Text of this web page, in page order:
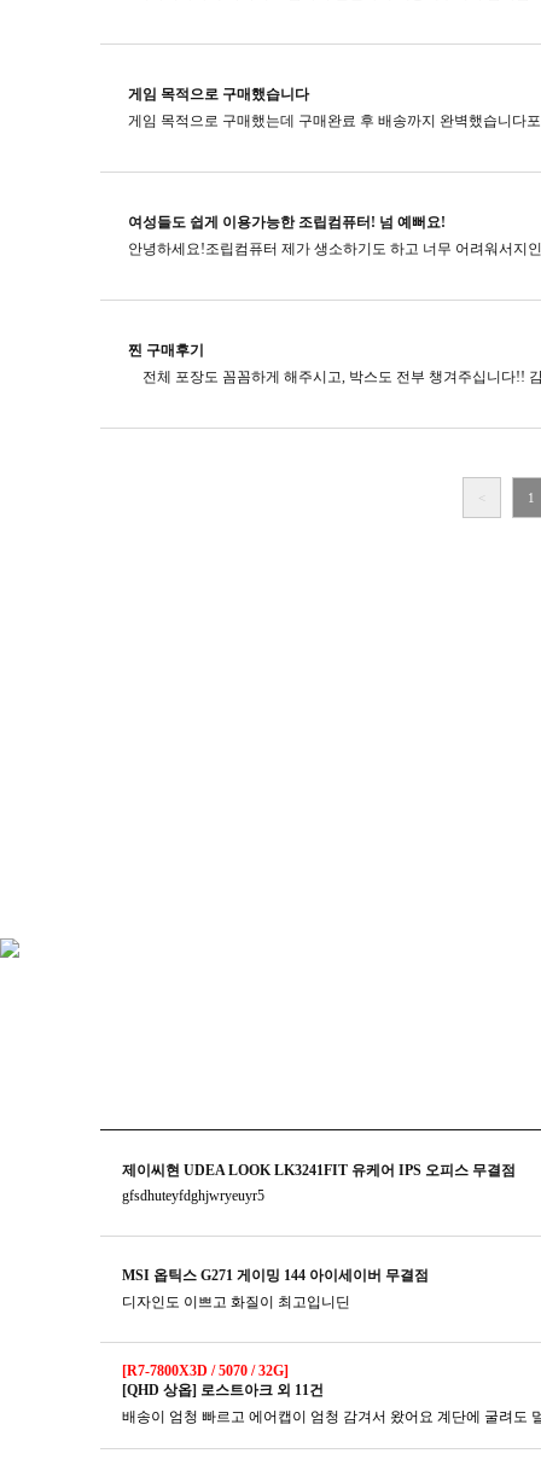
게임 목적으로 구매했습니다
여성들도 쉽게 이용가능한 조립컴퓨터! 넘 예뻐요!
찐 구매후기
< 1
제이씨현 UDEA LOOK LK3241FIT 유케어 IPS 오피스 무결점
gfsdhuteyfdghjwryeuyr5
MSI 옵틱스 G271 게이밍 144 아이세이버 무결점
디자인도 이쁘고 화질이 최고입니딘
[R7-7800X3D / 5070 / 32G]
[QHD 상옵] 로스트아크 외 11건